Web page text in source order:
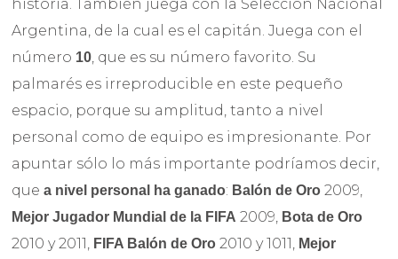
historia. También juega con la Selección Nacional
Argentina, de la cual es el capitán. Juega con el
número 10 , que es su número favorito. Su
palmarés es irreproducible en este pequeño
espacio, porque su amplitud, tanto a nivel
personal como de equipo es impresionante. Por
apuntar sólo lo más importante podríamos decir,
quea nivel personal ha ganado: Balón de Oro 2009,
Mejor Jugador Mundial de la FIFA 2009, Bota de Oro
2010 y 2011, FIFA Balón de Oro 2010 y 1011,
Mejor